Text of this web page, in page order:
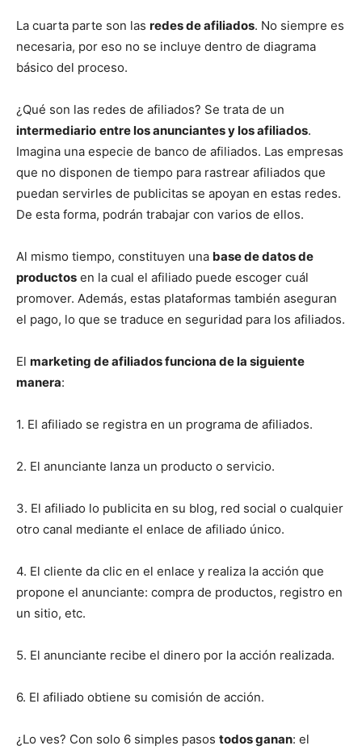
La cuarta parte son las redes de afiliados. No siempre es
necesaria, por eso no se incluye dentro de diagrama
básico del proceso.
¿Qué son las redes de afiliados? Se trata de un
intermediario entre los anunciantes y los afiliados.
Imagina una especie de banco de afiliados. Las empresas
que no disponen de tiempo para rastrear afiliados que
puedan servirles de publicitas se apoyan en estas redes.
De esta forma, podrán trabajar con varios de ellos.
Al mismo tiempo, constituyen una base de datos de
productos en la cual el afiliado puede escoger cuál
promover. Además, estas plataformas también aseguran
el pago, lo que se traduce en seguridad para los afiliados.
El marketing de afiliados funciona de la siguiente
manera:
1. El afiliado se registra en un programa de afiliados.
2. El anunciante lanza un producto o servicio.
3. El afiliado lo publicita en su blog, red social o cualquier
otro canal mediante el enlace de afiliado único.
4. El cliente da clic en el enlace y realiza la acción que
propone el anunciante: compra de productos, registro en
un sitio, etc.
5. El anunciante recibe el dinero por la acción realizada.
6. El afiliado obtiene su comisión de acción.
¿Lo ves? Con solo 6 simples pasos todos ganan: el